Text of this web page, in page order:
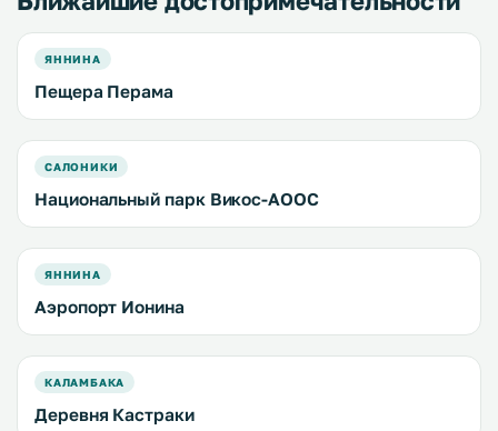
ЯННИНА
Пещера Перама
САЛОНИКИ
Национальный парк Викос-АООС
ЯННИНА
Аэропорт Ионина
КАЛАМБАКА
Деревня Кастраки